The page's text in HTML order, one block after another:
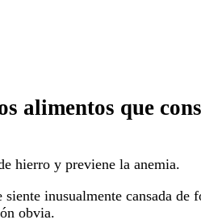
alimentos que
hierro y previene la anemia.
siente inusualmente cansada
obvia.